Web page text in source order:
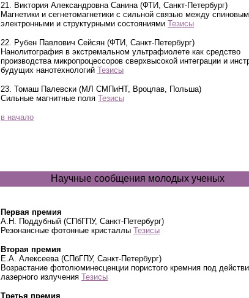
21. Виктория Александровна Санина (ФТИ, Санкт-Петербург)
Магнетики и сегнетомагнетики с сильной связью между
электронными и структурными состояниями Тезисы
22. Рубен Павлович Сейсян (ФТИ, Санкт-Петербург)
Нанолитография в экстремальном ультрафиолете как средство
производства микропроцессоров сверхвысокой интеграции и
будущих нанотехнологий Тезисы
23. Томаш Палевски (МЛ СМПиНТ, Вроцлав, Польша)
Сильные магнитные поля Тезисы
в начало
Научные сообщения молодых ученых
Первая премия
А.Н. Поддубный (СПбГПУ, Санкт-Петербург)
Резонансные фотонные кристаллы Тезисы
Вторая премия
Е.А. Алексеева (СПбГПУ, Санкт-Петербург)
Возрастание фотолюминесценции пористого кремния под
лазерного излучения Тезисы
Третья премия